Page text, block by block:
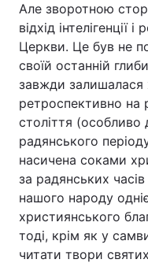
Але зворотною
відхід інтелігенції
Церкви. Це був не
своїй останній
завжди
ретроспективно на
століття
радянського
насичена соками
за радянських
нашого народу
християнського
тоді, крім як у
читати твори